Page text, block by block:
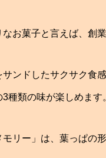
お菓子と言えば、創
サンドしたサクサク食
種類の味が楽しめます
リー」は、葉っぱの